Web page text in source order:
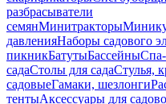
разбрасыватели
семянМинитракторы
давленияНаборы садового
пикникБатутыБассейны
садаСтолы для садаСтулья,
садовыеГамаки, шезлонги
тентыАксессуары для